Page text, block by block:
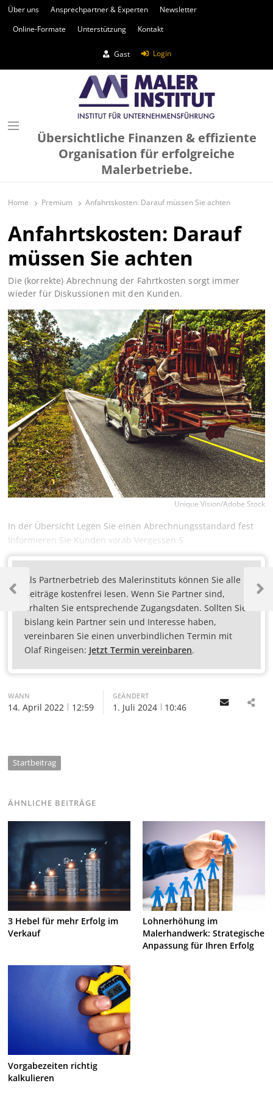
Über uns Ansprechpartner & Experten
Newsletter
Online-Formate
Unterstützung Kontakt
Gast Login
Übersichtliche Finanzen & effiziente
Organisation für erfolgreiche
Malerbetriebe.
Home Premium Anfahrtskosten: Darauf müssen Sie achten
Anfahrtskosten: Darauf
müssen Sie achten
Die (korrekte) Abrechnung der Fahrtkosten sorgt immer
wieder für Diskussionen mit den Kunden.
Unique Vision/Adobe Stock
In der Übersicht Legen Sie einen Abrechnungsstandard fest
Informieren Sie Kunden vorab Vergessen S
Als Partnerbetrieb des Malerinstituts können Sie alle
Beiträge kostenfrei lesen. Wenn Sie Partner sind,
erhalten Sie entsprechende Zugangsdaten. Sollten Sie
bislang kein Partner sein und Interesse haben,
vereinbaren Sie einen unverbindlichen Termin mit
Olaf Ringeisen: Jetzt Termin vereinbaren.
WANN
14. April 2022 12:59
GEÄNDERT
1. Juli 2024 10:46 Email
Startbeitrag
ÄHNLICHE BEITRÄGE
3 Hebel für mehr Erfolg im
Verkauf
Lohnerhöhung im
Malerhandwerk: Strategische
Anpassung für Ihren Erfolg
Vorgabezeiten richtig
kalkulieren